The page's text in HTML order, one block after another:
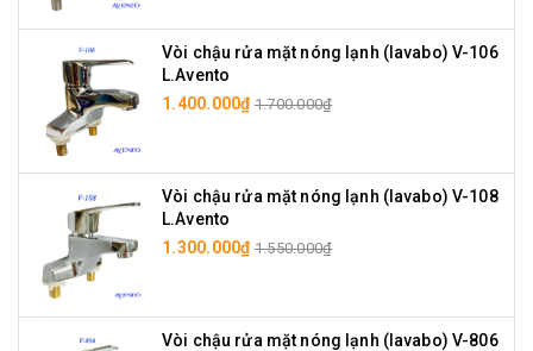
Vòi chậu rửa mặt nóng lạnh (lavabo) V-106
L.Avento
1.400.000₫ 1.700.000₫
Vòi chậu rửa mặt nóng lạnh (lavabo) V-108
L.Avento
1.300.000₫ 1.550.000₫
Vòi chậu rửa mặt nóng lạnh (lavabo) V-806